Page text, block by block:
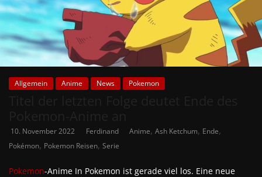
Allgemein Anime News Pokemon
10. November 2022 Ferdinand Anime, Ash Ketchum, Ende,
Pokémon, Pokemon Reisen, Serie
Pokemon-Anime In Pokemon ist gerade viel los. Eine neue